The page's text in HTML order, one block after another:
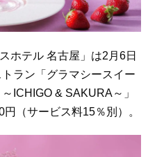
ホテル 名古屋」は2月6日
ラン「グラマシースイー
ICHIGO & SAKURA～」
（サービス料15％別）。